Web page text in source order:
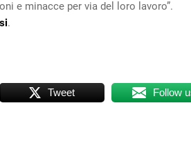
e minacce per via del loro lavoro”.
.
Tweet Follow